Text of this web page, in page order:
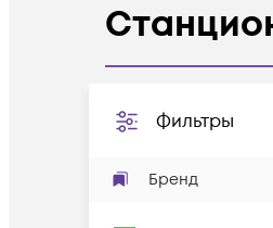
Фильтры
Бренд